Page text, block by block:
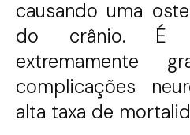
causando uma
do crânio. É
extremamente
complicações
alta taxa de